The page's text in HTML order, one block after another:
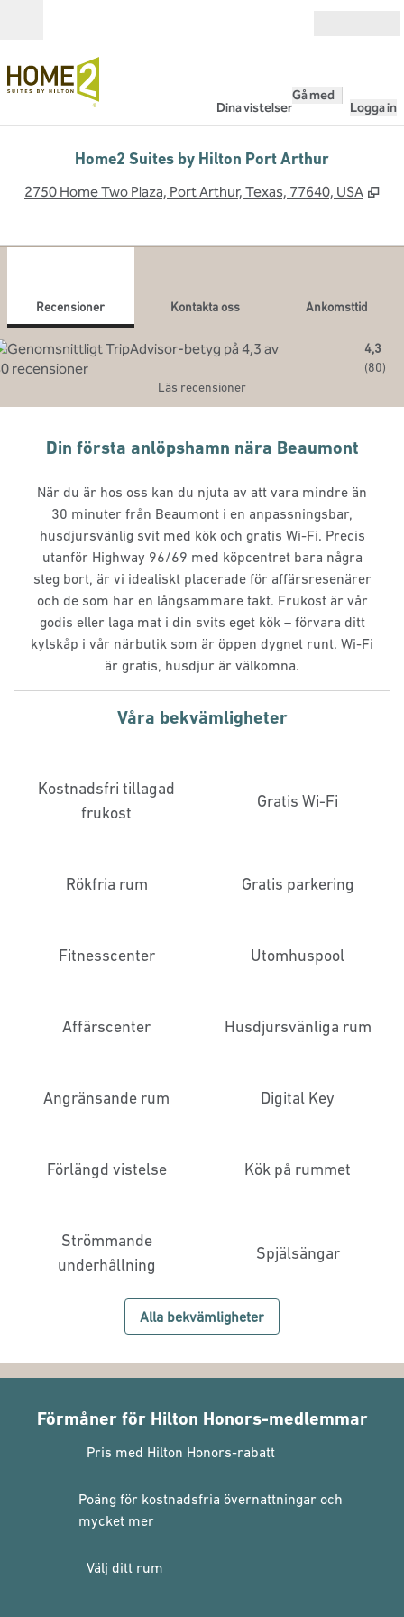
Dina vistelser
Gå med
Logga in
Home2 Suites by Hilton Port Arthur
2750 Home Two Plaza, Port Arthur, Texas, 77640, USA ,
Recensioner Kontakta oss
Ankomsttid
4,3
(80)
Läs recensioner
Din första anlöpshamn nära Beaumont
När du är hos oss kan du njuta av att vara mindre än
30 minuter från Beaumont i en anpassningsbar,
husdjursvänlig svit med kök och gratis Wi-Fi. Precis
utanför Highway 96/69 med köpcentret bara några
steg bort, är vi idealiskt placerade för affärsresenärer
och de som har en långsammare takt. Frukost är vår
godis eller laga mat i din svits eget kök – förvara ditt
kylskåp i vår närbutik som är öppen dygnet runt. Wi-Fi
är gratis, husdjur är välkomna.
Våra bekvämligheter
Kostnadsfri tillagad
frukost
Gratis Wi-Fi
Rökfria rum Gratis parkering
Fitnesscenter Utomhuspool
Affärscenter Husdjursvänliga rum
Angränsande rum Digital Key
Förlängd vistelse Kök på rummet
Strömmande
underhållning
Spjälsängar
Alla bekvämligheter
Förmåner för Hilton Honors-medlemmar
Pris med Hilton Honors-rabatt
Poäng för kostnadsfria övernattningar och
mycket mer
Välj ditt rum